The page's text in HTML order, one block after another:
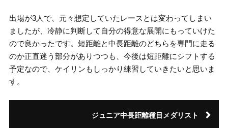
出場が3人で、元々想定していたレースとは変わってしまい
ましたが、冷静に判断して自分の得意な展開にもっていけた
ので良かったです。短距離と中長距離のどちらを専門に走る
のか正直迷う部分がありつつも、今後は短距離にシフトする
予定なので、ケイリンもしっかり練習していきたいと思いま
す。
ジュニア中長距離種目メダリスト